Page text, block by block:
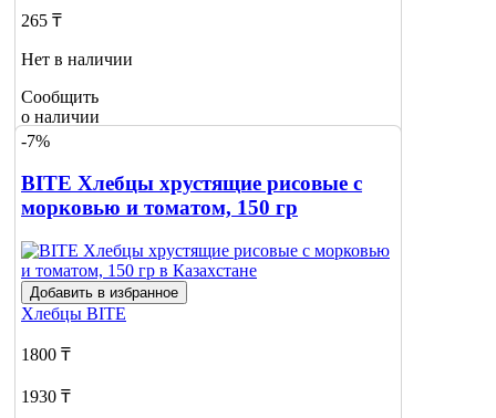
265 ₸
Нет в наличии
Сообщить
о наличии
-7%
BITE Хлебцы хрустящие рисовые с
морковью и томатом, 150 гр
Добавить в избранное
Хлебцы BITE
1800 ₸
1930 ₸